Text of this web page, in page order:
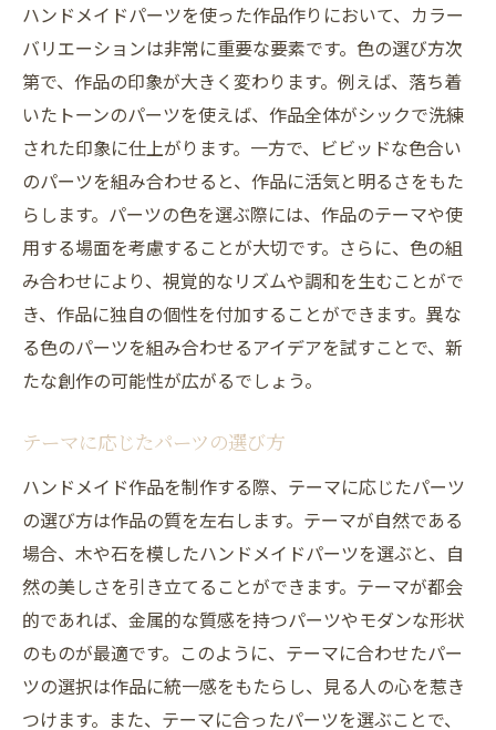
作品に個性を与える素材選び
パーツ選びで挑戦できる新しい技法
クリエイティブなプロジェクトの計画方法
ハンドメイドパーツを使った作品作りにおいて、カラー
バリエーションは非常に重要な要素です。色の選び方次
第で、作品の印象が大きく変わります。例えば、落ち着
いたトーンのパーツを使えば、作品全体がシックで洗練
された印象に仕上がります。一方で、ビビッドな色合い
のパーツを組み合わせると、作品に活気と明るさをもた
らします。パーツの色を選ぶ際には、作品のテーマや使
用する場面を考慮することが大切です。さらに、色の組
み合わせにより、視覚的なリズムや調和を生むことがで
き、作品に独自の個性を付加することができます。異な
る色のパーツを組み合わせるアイデアを試すことで、新
たな創作の可能性が広がるでしょう。
テーマに応じたパーツの選び方
ハンドメイド作品を制作する際、テーマに応じたパーツ
の選び方は作品の質を左右します。テーマが自然である
場合、木や石を模したハンドメイドパーツを選ぶと、自
然の美しさを引き立てることができます。テーマが都会
的であれば、金属的な質感を持つパーツやモダンな形状
のものが最適です。このように、テーマに合わせたパー
ツの選択は作品に統一感をもたらし、見る人の心を惹き
つけます。また、テーマに合ったパーツを選ぶことで、